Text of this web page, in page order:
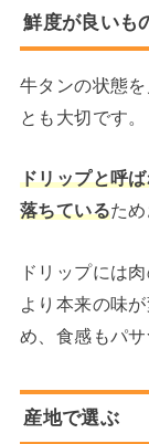
鮮度が良いも
牛タンの状態
とも大切です。
ドリップと呼
落ちているため
ドリップには
より本来の味
め、食感もパサ
産地で選ぶ